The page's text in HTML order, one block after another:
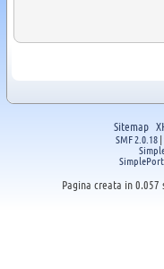
Sitemap
SMF 2.0.18|
Pagina creata in